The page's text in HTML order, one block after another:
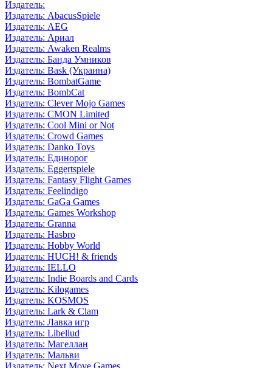
Издатель:
Издатель: AbacusSpiele
Издатель: AEG
Издатель: Ариал
Издатель: Awaken Realms
Издатель: Банда Умников
Издатель: Bask (Украина)
Издатель: BombatGame
Издатель: BombCat
Издатель: Clever Mojo Games
Издатель: CMON Limited
Издатель: Cool Mini or Not
Издатель: Crowd Games
Издатель: Danko Toys
Издатель: Единорог
Издатель: Eggertspiele
Издатель: Fantasy Flight Games
Издатель: Feelindigo
Издатель: GaGa Games
Издатель: Games Workshop
Издатель: Granna
Издатель: Hasbro
Издатель: Hobby World
Издатель: HUCH! & friends
Издатель: IELLO
Издатель: Indie Boards and Cards
Издатель: Kilogames
Издатель: KOSMOS
Издатель: Lark & Clam
Издатель: Лавка игр
Издатель: Libellud
Издатель: Магеллан
Издатель: Мальви
Издатель: Next Move Games